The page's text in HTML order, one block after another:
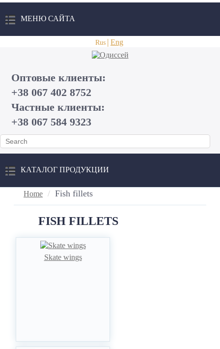
МЕНЮ САЙТА
Rus Eng
Оптовые клиенты:
+38 067 402 8752
Частные клиенты:
+38 067 584 9323
КАТАЛОГ ПРОДУКЦИИ
Home Fish fillets
FISH FILLETS
Skate wings